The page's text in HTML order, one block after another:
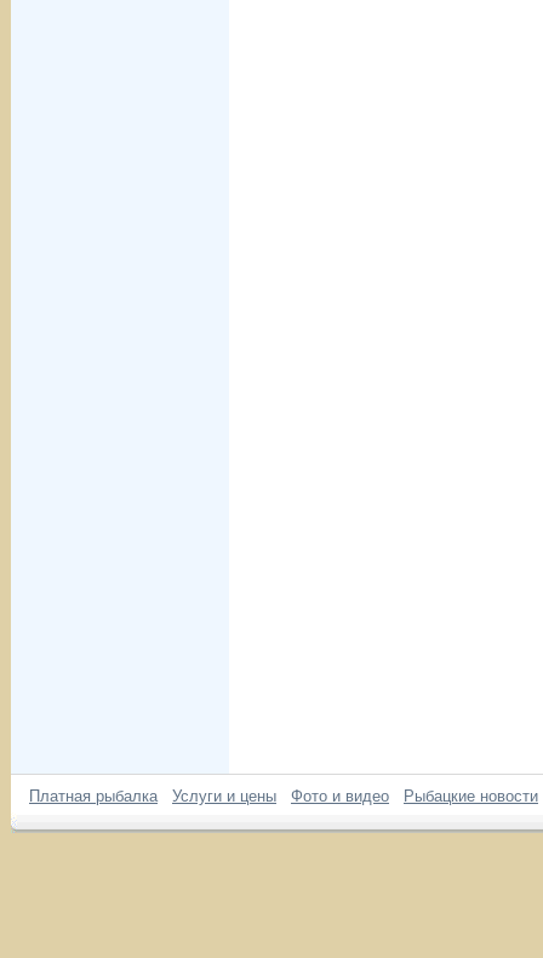
Платная рыбалка Услуги и цены Фото и видео Рыбацкие новости